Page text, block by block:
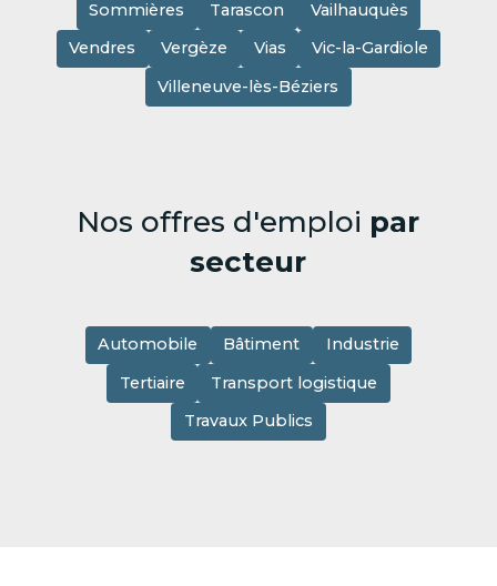
Sommières
Tarascon
Vailhauquès
Vendres
Vergèze Vias
Vic-la-Gardiole
Villeneuve-lès-Béziers
Nos offres d'emploi par
secteur
Automobile Bâtiment
Industrie
Tertiaire
Transport logistique
Travaux Publics